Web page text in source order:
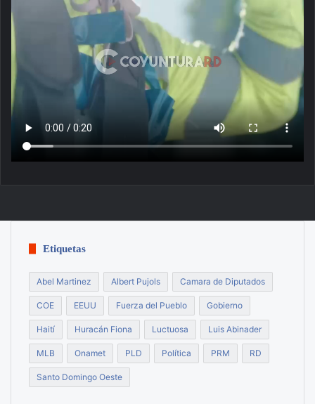
Etiquetas
Abel Martinez Albert Pujols Camara de Diputados
COE EEUU Fuerza del Pueblo Gobierno
Haití Huracán Fiona Luctuosa Luis Abinader
MLB Onamet PLD Política PRM RD
Santo Domingo Oeste